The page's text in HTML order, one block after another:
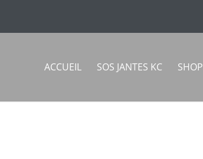
ACCUEIL SOS JANTES KC SHOP